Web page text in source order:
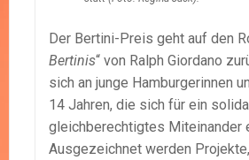
Der Bertini-Preis geht auf den
Bertinis“ von Ralph Giordano
sich an junge Hamburgerinnen
14 Jahren, die sich für ein
gleichberechtigtes Miteinander
Ausgezeichnet werden